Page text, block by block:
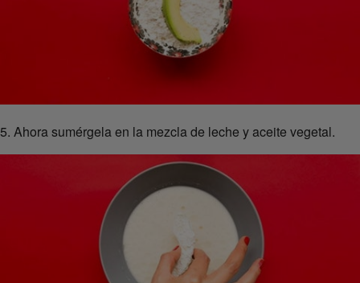
5. Ahora sumérgela en la mezcla de leche y aceite vegetal.